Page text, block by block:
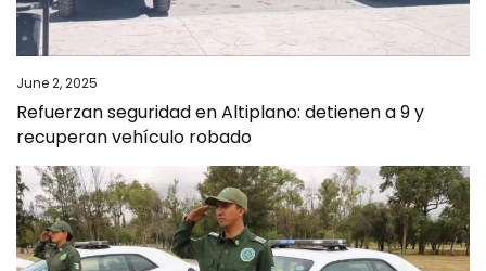
June 2, 2025
Refuerzan seguridad en Altiplano: detienen a 9 y
recuperan vehículo robado